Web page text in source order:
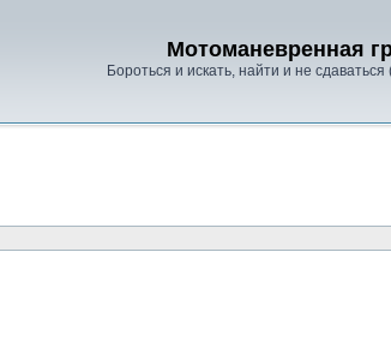
Мотоманевренная
Бороться и искать, найти и не